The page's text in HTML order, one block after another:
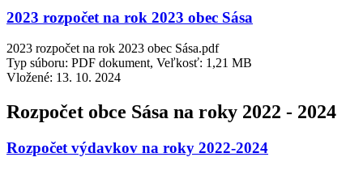
2023 rozpočet na rok 2023 obec Sása
2023 rozpočet na rok 2023 obec Sása.pdf
Typ súboru: PDF dokument, Veľkosť: 1,21 MB
Vložené: 13. 10. 2024
Rozpočet obce Sása na roky 2022 - 2024
Rozpočet výdavkov na roky 2022-2024